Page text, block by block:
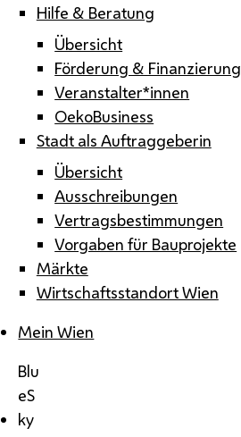
Hilfe & Beratung
Übersicht
Förderung & Finanzierung
Veranstalter*innen
OekoBusiness
Stadt als Auftraggeberin
Übersicht
Ausschreibungen
Vertragsbestimmungen
Vorgaben für Bauprojekte
Märkte
Wirtschaftsstandort Wien
Mein Wien
Blu
eS
ky